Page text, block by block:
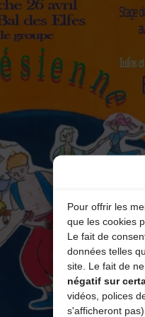
Pour offrir les
que les cookies
Le fait de
données telles
site. Le fait de
négatif sur
vidéos, polices
s'afficheront pas)